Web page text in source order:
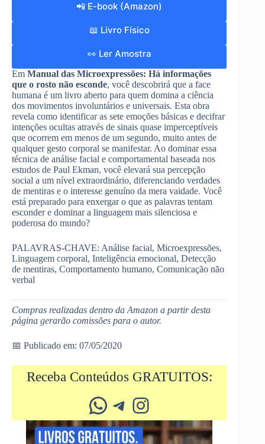
📲 E-book (Amazon)
📖 Livro Físico
👀 Ler Amostra
Em Manual das Microexpressões: Há informações
que o rosto não esconde, você descobrirá que a face
humana é um livro aberto para quem domina a ciência
dos movimentos involuntários e universais. Esta obra
revela como identificar as sete emoções básicas e decifrar
intenções ocultas através de sinais quase imperceptíveis
que ocorrem em menos de um segundo, muito antes de
qualquer gesto corporal se manifestar. Ao dominar essa
técnica de análise facial e comportamental baseada nos
estudos de Paul Ekman, você elevará sua percepção
social a um nível extraordinário, diferenciando verdades
de mentiras e o interesse genuíno da mera vaidade. Você
está preparado para enxergar o que as palavras tentam
esconder e dominar a linguagem mais silenciosa e
poderosa do mundo?
PALAVRAS-CHAVE: Análise facial, Microexpressões,
Linguagem corporal, Inteligência emocional, Detecção
de mentiras, Comportamento humano, Comunicação não
verbal
Compras realizadas dentro da Amazon a partir desta
página gerarão comissões para o autor.
📅 Publicado em: 07/05/2020
Receba Conteúdos GRATUITOS:
Whatsapp Telegram Instagram